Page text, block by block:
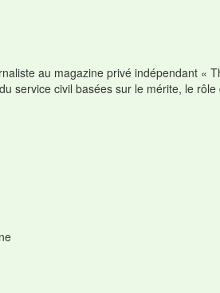
au magazine privé indépendant
service civil basées sur le mérite, le